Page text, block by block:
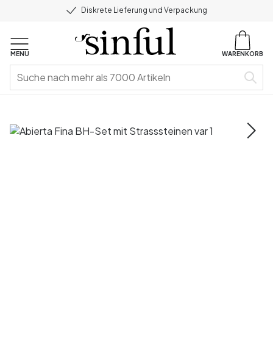
Diskrete Lieferung und Verpackung
MENU WARENKORB